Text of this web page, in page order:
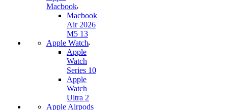
Macbook
Macbook
Air 2026
M5 13
Apple Watch
Apple
Watch
Series 10
Apple
Watch
Ultra 2
Apple Airpods